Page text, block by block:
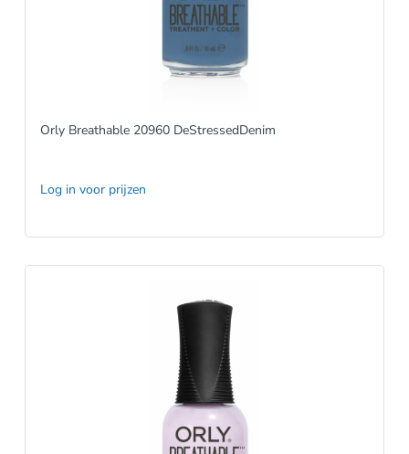
Orly Breathable 20960 DeStressedDenim
Log in voor prijzen